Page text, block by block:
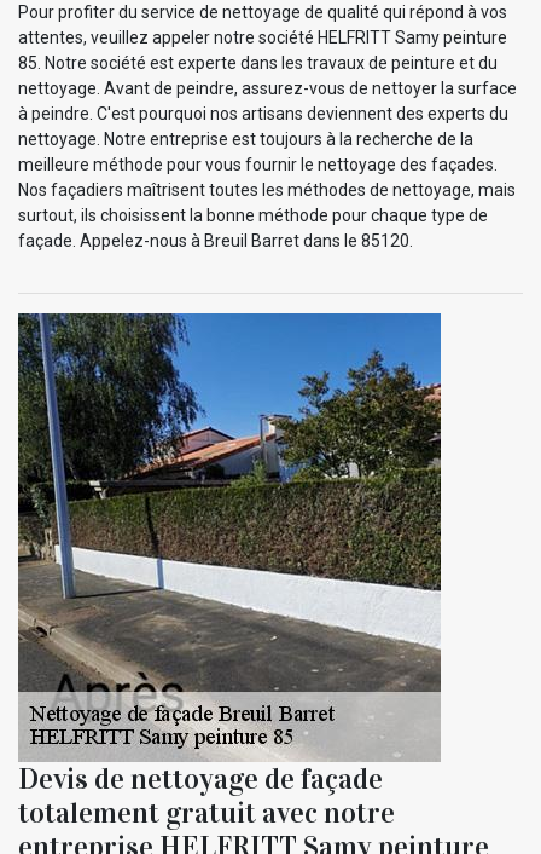
Pour profiter du service de nettoyage de qualité qui répond à vos
attentes, veuillez appeler notre société HELFRITT Samy peinture
85. Notre société est experte dans les travaux de peinture et du
nettoyage. Avant de peindre, assurez-vous de nettoyer la surface
à peindre. C'est pourquoi nos artisans deviennent des experts du
nettoyage. Notre entreprise est toujours à la recherche de la
meilleure méthode pour vous fournir le nettoyage des façades.
Nos façadiers maîtrisent toutes les méthodes de nettoyage, mais
surtout, ils choisissent la bonne méthode pour chaque type de
façade. Appelez-nous à Breuil Barret dans le 85120.
Devis de nettoyage de façade
totalement gratuit avec notre
entreprise HELFRITT Samy peinture